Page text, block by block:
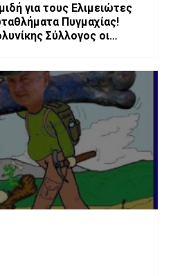
για τους Ελιμειώτες
Πυγμαχίας!
Σύλλογος οι